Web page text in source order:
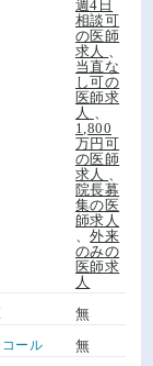
週4日
相談可
の医師
求人
当直な
し可の
医師求
人
1,800
万円可
の医師
求人
院長募
集の医
師求人
、外来
のみの
医師求
人
無
ール 無